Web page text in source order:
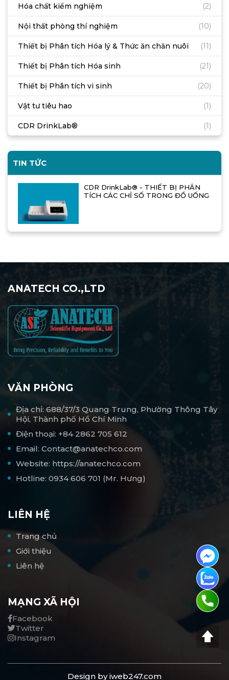
Hóa chất kiểm nghiệm (2)
Nội thất phòng thí nghiệm (10)
Thiết bị Phân tích Hóa lý & Thức ăn chăn nuôi (11)
Thiết bị Phân tích Hóa sinh (21)
Thiết bị Phân tích vi sinh (20)
Vật tư tiêu hao (1)
CDR DrinkLab® (1)
TIN TỨC
CDR DrinkLab® - THIẾT BỊ PHÂN
TÍCH CÁC CHỈ SỐ TRONG ĐỒ UỐNG
ANATECH CO.,LTD
VĂN PHÒNG
Địa chỉ: 688/37/3 Quang Trung, Phường Thông Tây
Hội, Thành phố Hồ Chí Minh
Điện thoại: +84 2862 705 612
Email: Contact@anatechco.com
Website: https://anatechco.com
Hotline: 0934 606 701 (Mr. Hưng)
LIÊN HỆ
Trang chủ
Giới thiệu
Liên hệ
MẠNG XÃ HỘI
Facebook
Twitter
Instagram
Design byiweb247.com